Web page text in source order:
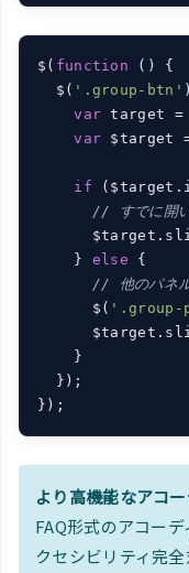
$( function ( ) {
  $(
'.group-btn'
var target =
var $target
if
// すでに開
    }
else {
// 他のパネル
      $(
'.group-
    }
  });
});
より高機能なアコ
FAQ形式のアコー
クセシビリティ完全